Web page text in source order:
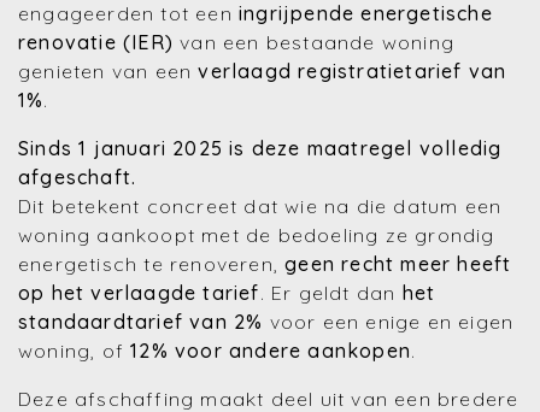
engageerden tot een ingrijpende energetische
renovatie (IER) van een bestaande woning
genieten van eenverlaagd registratietarief van
1%.
Sinds 1 januari 2025 is deze maatregel volledig
afgeschaft.
Dit betekent concreet dat wie na die datum een
woning aankoopt met de bedoeling ze grondig
energetisch te renoveren,geen recht meer heeft
op het verlaagde tarief. Er geldt dan het
standaardtarief van 2% voor een enige en eigen
woning, of12% voor andere aankopen.
Deze afschaffing maakt deel uit van een bredere